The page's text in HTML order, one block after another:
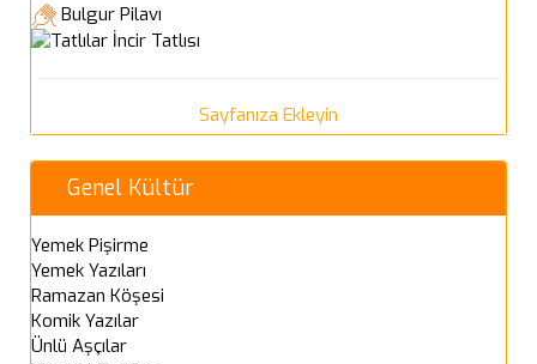
Bulgur Pilavı
İncir Tatlısı
Sayfanıza Ekleyin
Genel Kültür
Yemek Pişirme
Yemek Yazıları
Ramazan Köşesi
Komik Yazılar
Ünlü Aşçılar